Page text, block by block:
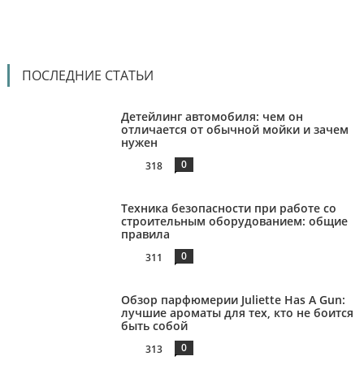
ПОСЛЕДНИЕ СТАТЬИ
Детейлинг автомобиля: чем он
отличается от обычной мойки и зачем
нужен
318 0
Техника безопасности при работе со
строительным оборудованием: общие
правила
311 0
Обзор парфюмерии Juliette Has A Gun:
лучшие ароматы для тех, кто не боится
быть собой
313 0